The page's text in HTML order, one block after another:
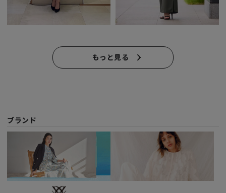
ブランド
もっと見る